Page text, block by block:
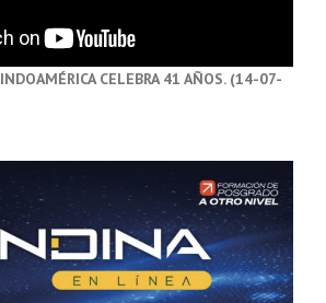
INDOAMÉRICA CELEBRA 41 AÑOS. (14-07-